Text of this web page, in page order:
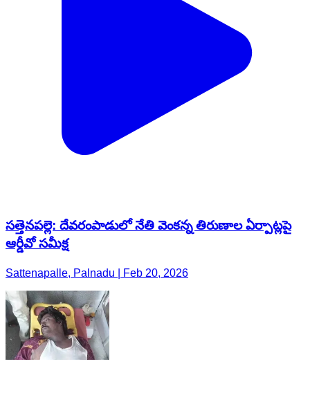
సత్తెనపల్లె: దేవరంపాడులో నేతి వెంకన్న తిరుణాల ఏర్పాట్లపై
ఆర్డీవో సమీక్ష
Sattenapalle, Palnadu | Feb 20, 2026